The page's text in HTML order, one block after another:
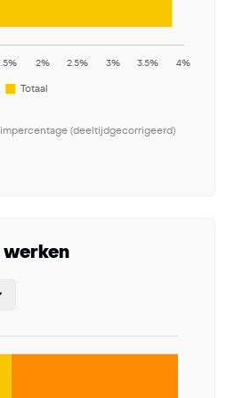
(deeltijdgecorrigeerd)